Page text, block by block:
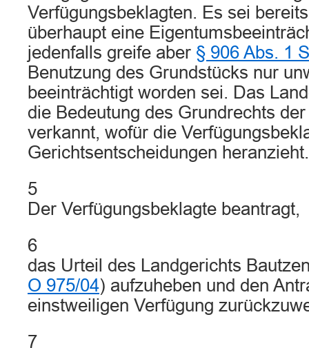
Verfügungsbeklagten. Es sei
überhaupt eine
jedenfalls greife aber § 906 Abs. 1
Benutzung des Grundstücks nur
beeinträchtigt worden sei. Das
die Bedeutung des Grundrechts
verkannt, wofür die
Gerichtsentscheidungen heranzieht.
5
Der Verfügungsbeklagte beantragt,
6
das Urteil des Landgerichts
O 975/04) aufzuheben und den
einstweiligen Verfügung
7